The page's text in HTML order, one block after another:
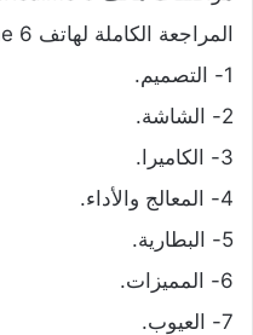
المراجعة الكاملة لهاتف Realme 6 .
1- التصميم.
2- الشاشة.
3- الكاميرا.
4- المعالج والأداء.
5- البطارية.
6- المميزات.
7- العيوب.